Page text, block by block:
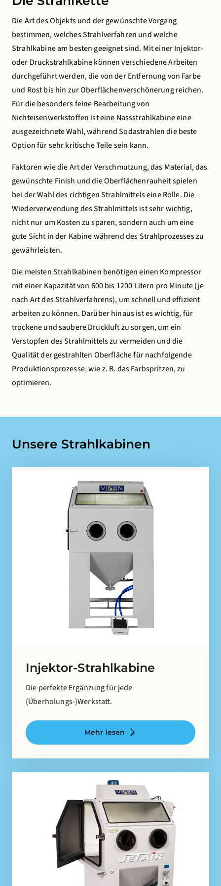
Die Art des Objekts und der gewünschte Vorgang
bestimmen, welches Strahlverfahren und welche
Strahlkabine am besten geeignet sind. Mit einer Injektor-
oder Druckstrahlkabine können verschiedene Arbeiten
durchgeführt werden, die von der Entfernung von Farbe
und Rost bis hin zur Oberflächenverschönerung reichen.
Für die besonders feine Bearbeitung von
Nichteisenwerkstoffen ist eine Nassstrahlkabine eine
ausgezeichnete Wahl, während Sodastrahlen die beste
Option für sehr kritische Teile sein kann.
Faktoren wie die Art der Verschmutzung, das Material, das
gewünschte Finish und die Oberflächenrauheit spielen
bei der Wahl des richtigen Strahlmittels eine Rolle. Die
Wiederverwendung des Strahlmittels ist sehr wichtig,
nicht nur um Kosten zu sparen, sondern auch um eine
gute Sicht in der Kabine während des Strahlprozesses zu
gewährleisten.
Die meisten Strahlkabinen benötigen einen Kompressor
mit einer Kapazität von 600 bis 1200 Litern pro Minute (je
nach Art des Strahlverfahrens), um schnell und effizient
arbeiten zu können. Darüber hinaus ist es wichtig, für
trockene und saubere Druckluft zu sorgen, um ein
Verstopfen des Strahlmittels zu vermeiden und die
Qualität der gestrahlten Oberfläche für nachfolgende
Produktionsprozesse, wie z. B. das Farbspritzen, zu
optimieren.
Unsere Strahlkabinen
Injektor-Strahlkabine
Die perfekte Ergänzung für jede
(Überholungs-)Werkstatt.
Mehr lesen
Save preferences